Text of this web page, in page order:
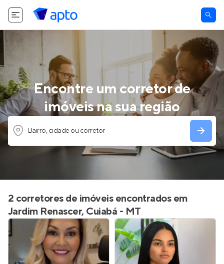
Encontre um corretor de
imóveis na sua região
Bairro, cidade ou corretor
2 corretores de imóveis encontrados em
Jardim Renascer, Cuiabá - MT